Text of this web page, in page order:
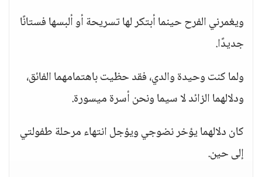
ويغمرني الفرح حينما أبتكر لها تسريحة أو ألبسها فستانًا
جديدًا.
ولما كنت وحيدة والدي، فقد حظيت باهتمامهما الفائق،
ودلالهما الزائد لا سيما ونحن أسرة ميسورة.
كان دلالهما يؤخر نضوجي ويؤجل انتهاء مرحلة طفولتي
إلى حين.